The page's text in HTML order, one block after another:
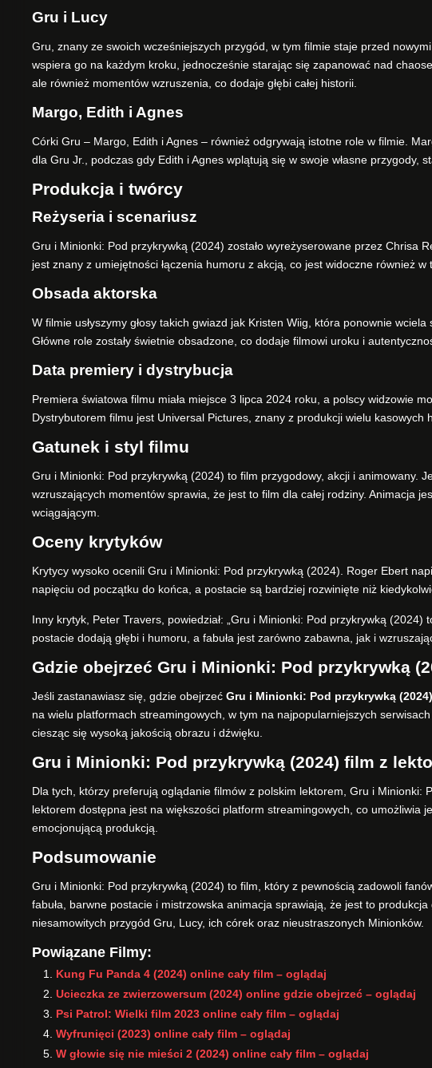
Gru i Lucy
Gru, znany ze swoich wcześniejszych przygód, w tym filmie staje przed
wspiera go na każdym kroku, jednocześnie starając się zapanować nad
ale również momentów wzruszenia, co dodaje głębi całej historii.
Margo, Edith i Agnes
Córki Gru – Margo, Edith i Agnes – również odgrywają istotne role w filmie.
dla Gru Jr., podczas gdy Edith i Agnes wplątują się w swoje własne przygody,
Produkcja i twórcy
Reżyseria i scenariusz
Gru i Minionki: Pod przykrywką (2024) zostało wyreżyserowane przez Chrisa
jest znany z umiejętności łączenia humoru z akcją, co jest widoczne również w
Obsada aktorska
W filmie usłyszymy głosy takich gwiazd jak Kristen Wiig, która ponownie
Główne role zostały świetnie obsadzone, co dodaje filmowi uroku i
Data premiery i dystrybucja
Premiera światowa filmu miała miejsce 3 lipca 2024 roku, a polscy widzowie
Dystrybutorem filmu jest Universal Pictures, znany z produkcji wielu kasowych
Gatunek i styl filmu
Gru i Minionki: Pod przykrywką (2024) to film przygodowy, akcji i animowany.
wzruszających momentów sprawia, że jest to film dla całej rodziny. Animacja
wciągającym.
Oceny krytyków
Krytycy wysoko ocenili Gru i Minionki: Pod przykrywką (2024). Roger Ebert
napięciu od początku do końca, a postacie są bardziej rozwinięte niż
Inny krytyk, Peter Travers, powiedział: „Gru i Minionki: Pod przykrywką
postacie dodają głębi i humoru, a fabuła jest zarówno zabawna, jak i
Gdzie obejrzeć Gru i Minionki: Pod przykrywką
Jeśli zastanawiasz się, gdzie obejrzeć Gru i Minionki: Pod przykrywką
na wielu platformach streamingowych, w tym na najpopularniejszych
ciesząc się wysoką jakością obrazu i dźwięku.
Gru i Minionki: Pod przykrywką (2024) film z
Dla tych, którzy preferują oglądanie filmów z polskim lektorem, Gru i
lektorem dostępna jest na większości platform streamingowych, co umożliwia
emocjonującą produkcją.
Podsumowanie
Gru i Minionki: Pod przykrywką (2024) to film, który z pewnością zadowoli
fabuła, barwne postacie i mistrzowska animacja sprawiają, że jest to
niesamowitych przygód Gru, Lucy, ich córek oraz nieustraszonych Minionków.
Powiązane Filmy:
Kung Fu Panda 4 (2024) online cały film – oglądaj
Ucieczka ze zwierzowersum (2024) online gdzie obejrzeć – oglądaj
Psi Patrol: Wielki film 2023 online cały film – oglądaj
Wyfrunięci (2023) online cały film – oglądaj
W głowie się nie mieści 2 (2024) online cały film – oglądaj